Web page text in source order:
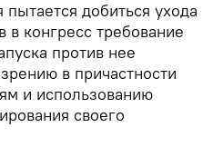
добиться ухода
в конгресс требование
против нее
в причастности
и использованию
своего